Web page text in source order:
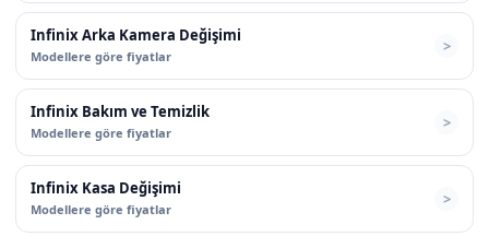
Infinix Arka Kamera Değişimi
Modellere göre fiyatlar
Infinix Bakım ve Temizlik
Modellere göre fiyatlar
Infinix Kasa Değişimi
Modellere göre fiyatlar